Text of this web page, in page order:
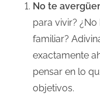
No te
para vivir?
familiar?
exactamente
pensar en lo
objetivos.